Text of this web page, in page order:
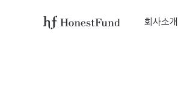
어
회사소개